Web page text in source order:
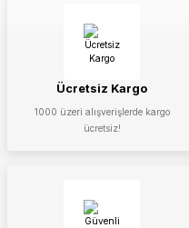
Ücretsiz Kargo
1000 üzeri alışverişlerde kargo
ücretsiz!